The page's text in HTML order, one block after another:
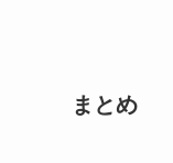
まとめ